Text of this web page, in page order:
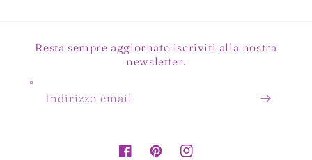
Resta sempre aggiornato iscriviti alla nostra
newsletter.
Indirizzo email